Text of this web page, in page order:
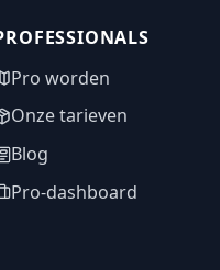
Pro worden
Onze tarieven
Blog
Pro-dashboard